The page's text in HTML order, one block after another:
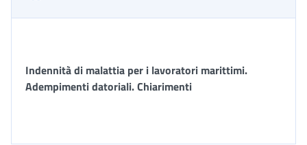
Indennità di malattia per i lavoratori marittimi.
Adempimenti datoriali. Chiarimenti